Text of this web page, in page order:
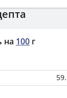
на 100 г